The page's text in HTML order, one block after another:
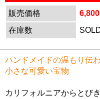
販売価格
在庫数
ハンドメイドの温もり伝
小さな可愛い宝物
カリフォルニアからとび